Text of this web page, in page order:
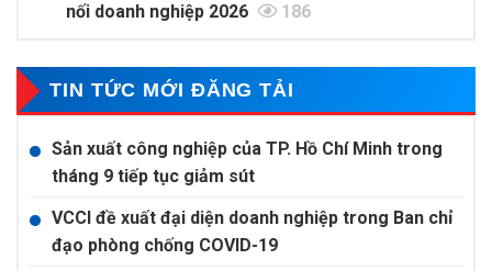
nối doanh nghiệp 2026
186
TIN TỨC MỚI ĐĂNG TẢI
Sản xuất công nghiệp của TP. Hồ Chí Minh trong
tháng 9 tiếp tục giảm sút
VCCI đề xuất đại diện doanh nghiệp trong Ban chỉ
đạo phòng chống COVID-19